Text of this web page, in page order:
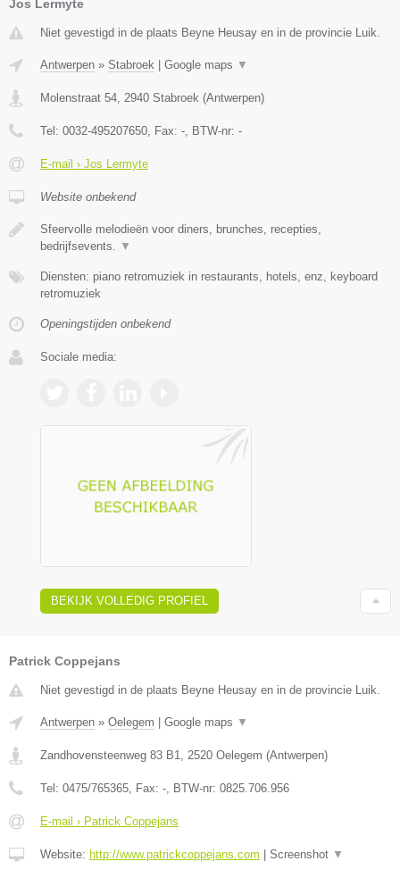
Jos Lermyte
Niet gevestigd in de plaats Beyne Heusay en in de provincie Luik.
Antwerpen » Stabroek Google maps ▼
Molenstraat 54, 2940 Stabroek (Antwerpen)
Tel: 0032-495207650, Fax: -, BTW-nr: -
E-mail › Jos Lermyte
Website onbekend
Sfeervolle melodieën voor diners, brunches, recepties,
bedrijfsevents. ▼
Diensten: piano retromuziek in restaurants, hotels, enz, keyboard
retromuziek
Openingstijden onbekend
Sociale media:
BEKIJK VOLLEDIG PROFIEL
Patrick Coppejans
Niet gevestigd in de plaats Beyne Heusay en in de provincie Luik.
Antwerpen » Oelegem Google maps ▼
Zandhovensteenweg 83 B1 2520 Oelegem (Antwerpen)
Tel: 0475/765365 , Fax: - , BTW-nr: 0825.706.956
E-mail › Patrick Coppejans
Website: http://www.patrickcoppejans.com Screenshot ▼